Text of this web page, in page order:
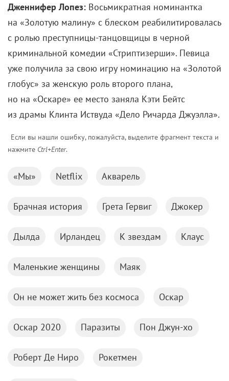
Дженнифер Лопез: Восьмикратная номинантка
на «Золотую малину» с блеском реабилитировалась
с ролью преступницы-танцовщицы в черной
криминальной комедии «Стриптизерши». Певица
уже получила за свою игру номинацию на «Золотой
глобус» за женскую роль второго плана,
но на «Оскаре» ее место заняла Кэти Бейтс
из драмы Клинта Иствуда «Дело Ричарда Джуэлла».
Если вы нашли ошибку, пожалуйста, выделите фрагмент текста и
нажмите Ctrl+Enter.
«Мы» Netflix Акварель
Брачная история Грета Гервиг Джокер
Дылда Ирландец К звездам Клаус
Маленькие женщины Маяк
Он не может жить без космоса Оскар
Оскар 2020 Паразиты Пон Джун-хо
Роберт Де Ниро Рокетмен